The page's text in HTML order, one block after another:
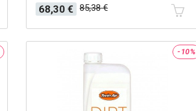
Precio
68,30 €
Precio
base
85,38 €
-10%